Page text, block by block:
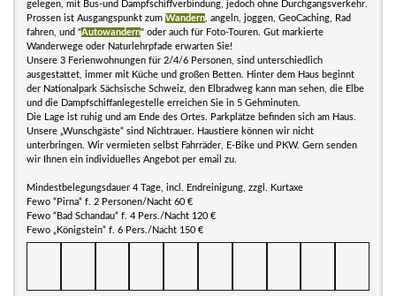
gelegen, mit Bus-und Dampfschiffverbindung, jedoch ohne Durchgangsverkehr.
Prossen ist Ausgangspunkt zum Wandern , angeln, joggen, GeoCaching, Rad
fahren, und "Autowandern" oder auch für Foto-Touren. Gut markierte
Wanderwege oder Naturlehrpfade erwarten Sie!
Unsere 3 Ferienwohnungen für 2/4/6 Personen, sind unterschiedlich
ausgestattet, immer mit Küche und großen Betten. Hinter dem Haus beginnt
der Nationalpark Sächsische Schweiz, den Elbradweg kann man sehen, die Elbe
und die Dampfschiffanlegestelle erreichen Sie in 5 Gehminuten.
Die Lage ist ruhig und am Ende des Ortes. Parkplätze befinden sich am Haus.
Unsere „Wunschgäste“ sind Nichtrauer. Haustiere können wir nicht
unterbringen. Wir vermieten selbst Fahrräder, E-Bike und PKW. Gern senden
wir Ihnen ein individuelles Angebot per email zu.
Mindestbelegungsdauer 4 Tage, incl. Endreinigung, zzgl. Kurtaxe
Fewo “Pirna“ f. 2 Personen/Nacht 60 €
Fewo “Bad Schandau“ f. 4 Pers./Nacht 120 €
Fewo „Königstein“ f. 6 Pers./Nacht 150 €